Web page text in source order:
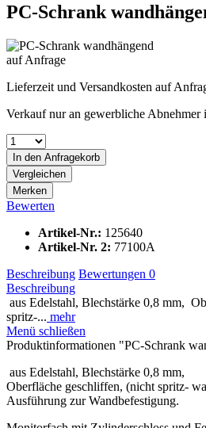
PC-Schrank
auf Anfrage
Lieferzeit und Versandkosten auf
Verkauf nur an gewerbliche
In den Anfragekorb
Vergleichen
Merken
Bewerten
Artikel-Nr.: 125640
Artikel-Nr. 2: 77100A
Beschreibung Bewertungen 0
Beschreibung
aus Edelstahl, Blechstärke 0,8 mm,
spritz-... mehr
Menü schließen
Produktinformationen "PC-Schrank
aus Edelstahl, Blechstärke 0,8 mm,
Oberfläche geschliffen, (nicht spritz-
Ausführung zur Wandbefestigung.